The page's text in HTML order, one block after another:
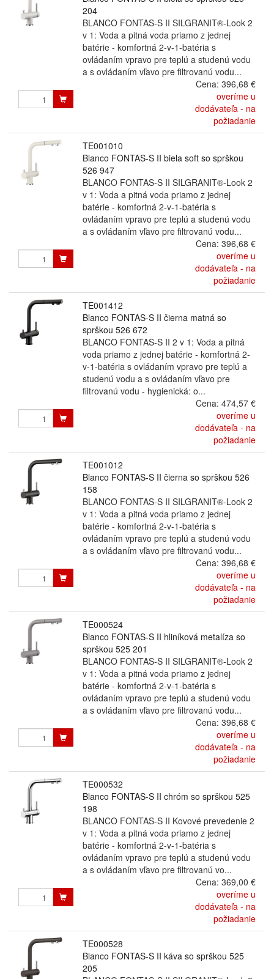
204
BLANCO FONTAS-S II SILGRANIT®-Look 2
v 1: Voda a pitná voda priamo z jednej
batérie - komfortná 2-v-1-batéria s
ovládaním vpravo pre teplú a studenú vodu
a s ovládaním vľavo pre filtrovanú vodu...
Cena: 396,68 €
overíme u
dodávateľa - na
požiadanie
TE001010
Blanco FONTAS-S II biela soft so sprškou
526 947
BLANCO FONTAS-S II SILGRANIT®-Look 2
v 1: Voda a pitná voda priamo z jednej
batérie - komfortná 2-v-1-batéria s
ovládaním vpravo pre teplú a studenú vodu
a s ovládaním vľavo pre filtrovanú vodu...
Cena: 396,68 €
overíme u
dodávateľa - na
požiadanie
TE001412
Blanco FONTAS-S II čierna matná so
sprškou 526 672
BLANCO FONTAS-S II 2 v 1: Voda a pitná
voda priamo z jednej batérie - komfortná 2-
v-1-batéria s ovládaním vpravo pre teplú a
studenú vodu a s ovládaním vľavo pre
filtrovanú vodu - hygienická: o...
Cena: 474,57 €
overíme u
dodávateľa - na
požiadanie
TE001012
Blanco FONTAS-S II čierna so sprškou 526
158
BLANCO FONTAS-S II SILGRANIT®-Look 2
v 1: Voda a pitná voda priamo z jednej
batérie - komfortná 2-v-1-batéria s
ovládaním vpravo pre teplú a studenú vodu
a s ovládaním vľavo pre filtrovanú vodu...
Cena: 396,68 €
overíme u
dodávateľa - na
požiadanie
TE000524
Blanco FONTAS-S II hliníková metalíza so
sprškou 525 201
BLANCO FONTAS-S II SILGRANIT®-Look 2
v 1: Voda a pitná voda priamo z jednej
batérie - komfortná 2-v-1-batéria s
ovládaním vpravo pre teplú a studenú vodu
a s ovládaním vľavo pre filtrovanú vodu...
Cena: 396,68 €
overíme u
dodávateľa - na
požiadanie
TE000532
Blanco FONTAS-S II chróm so sprškou 525
198
BLANCO FONTAS-S II Kovové prevedenie 2
v 1: Voda a pitná voda priamo z jednej
batérie - komfortná 2-v-1-batéria s
ovládaním vpravo pre teplú a studenú vodu
a s ovládaním vľavo pre filtrovanú vo...
Cena: 369,00 €
overíme u
dodávateľa - na
požiadanie
TE000528
Blanco FONTAS-S II káva so sprškou 525
205